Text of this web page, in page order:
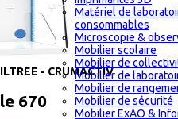
Matériel de
consommables
Microscopie &
Mobilier scolaire
Mobilier de
Mobilier de
Mobilier de
Mobilier de sécurité
Mobilier ExAO &
- CRUMACTIV
670